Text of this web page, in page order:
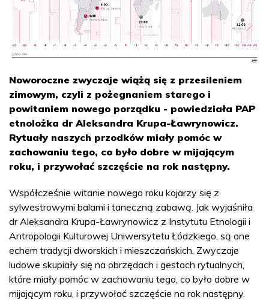
Noworoczne zwyczaje wiążą się z przesileniem
zimowym, czyli z pożegnaniem starego i
powitaniem nowego porządku - powiedziała PAP
etnolożka dr Aleksandra Krupa-Ławrynowicz.
Rytuały naszych przodków miały pomóc w
zachowaniu tego, co było dobre w mijającym
roku, i przywołać szczęście na rok następny.
Współcześnie witanie nowego roku kojarzy się z
sylwestrowymi balami i taneczną zabawą. Jak wyjaśniła
dr Aleksandra Krupa-Ławrynowicz z Instytutu Etnologii i
Antropologii Kulturowej Uniwersytetu Łódzkiego, są one
echem tradycji dworskich i mieszczańskich. Zwyczaje
ludowe skupiały się na obrzędach i gestach rytualnych,
które miały pomóc w zachowaniu tego, co było dobre w
mijającym roku, i przywołać szczęście na rok następny.